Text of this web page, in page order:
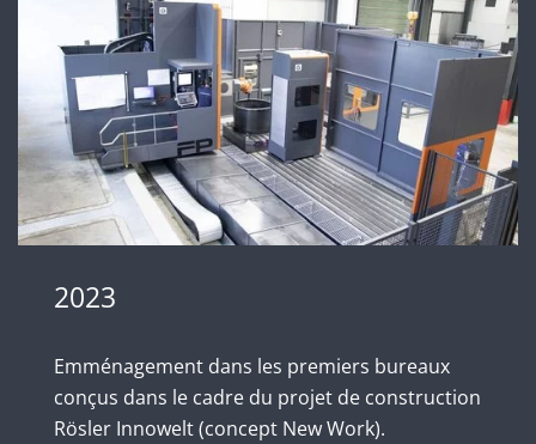
2023
Emménagement dans les premiers bureaux
conçus dans le cadre du projet de construction
Rösler Innowelt (concept New Work).